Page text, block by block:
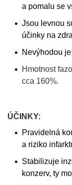
a pomalu se
Jsou levnou
účinky na
Nevýhodou
Hmotnost
cca 160%.
ÚČINKY:
Pravidelná
a riziko
Stabilizuje
konzerv, ty